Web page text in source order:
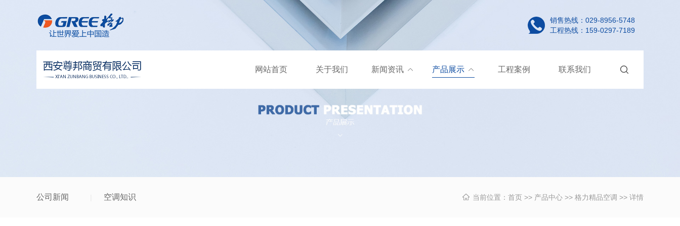
销售热线：029-8956-5748
工程热线：159-0297-7189
网站首页 关于我们 新闻资讯 产品展示 工程案例 联系我们
公司新闻 空调知识 当前位置： 首页 >> 产品中心 >> 格力精品空调 >> 详情